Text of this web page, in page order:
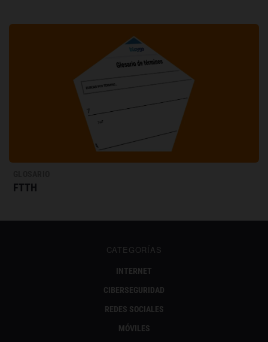
FTTH
CATEGORÍAS
INTERNET
CIBERSEGURIDAD
REDES SOCIALES
MÓVILES